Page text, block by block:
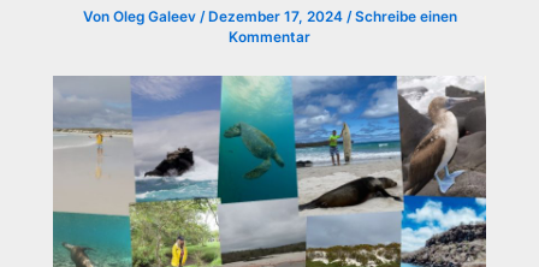
Von Oleg Galeev / Dezember 17, 2024 /Schreibe einen
Kommentar